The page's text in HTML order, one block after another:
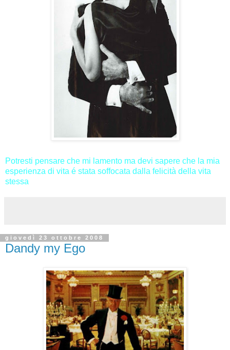
Potresti pensare che mi lamento ma devi sapere che la mia
esperienza di vita é stata soffocata dalla felicità della vita
stessa
giovedì 23 ottobre 2008
Dandy my Ego